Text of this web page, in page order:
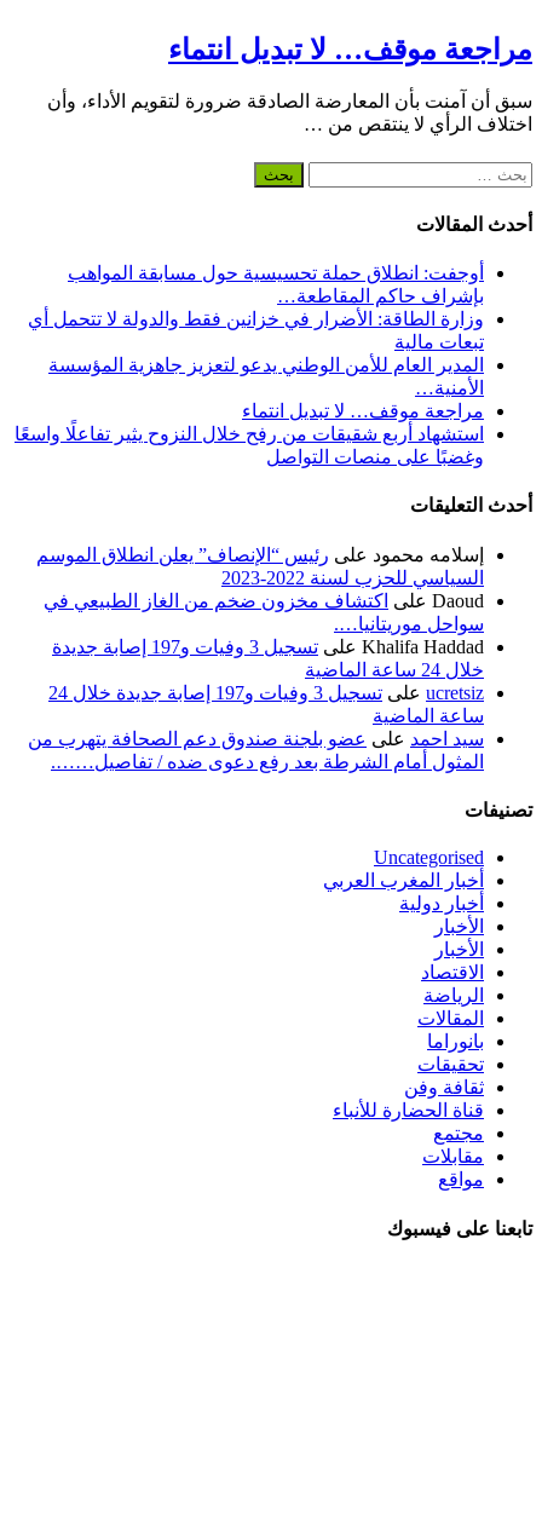
مراجعة موقف… لا تبديل انتماء
سبق أن آمنت بأن المعارضة الصادقة ضرورة لتقويم الأداء، وأن
اختلاف الرأي لا ينتقص من …
البحث
أحدث المقالات
أوجفت: انطلاق حملة تحسيسية حول مسابقة المواهب
بإشراف حاكم المقاطعة…
وزارة الطاقة: الأضرار في خزانين فقط والدولة لا تتحمل أي
تبعات مالية
المدير العام للأمن الوطني يدعو لتعزيز جاهزية المؤسسة
الأمنية…
مراجعة موقف… لا تبديل انتماء
استشهاد أربع شقيقات من رفح خلال النزوح يثير تفاعلًا واسعًا
وغضبًا على منصات التواصل
أحدث التعليقات
إسلامه محمود على رئيس “الإنصاف” يعلن انطلاق الموسم
السياسي للحزب لسنة 2022-2023
Daoud على اكتشاف مخزون ضخم من الغاز الطبيعي في
سواحل موريتانيا….
Khalifa Haddad على
تسجيل 3 وفيات و197 إصابة جديدة
خلال 24 ساعة الماضية
ucretsiz على
تسجيل 3 وفيات و197 إصابة جديدة خلال 24
ساعة الماضية
سيد احمد على عضو بلجنة صندوق دعم الصحافة يتهرب من
المثول أمام الشرطة بعد رفع دعوى ضده / تفاصيل…….
تصنيفات
Uncategorised
أخبار المغرب العربي
أخبار دولية
الأخبار
الأخبار
الاقتصاد
الرياضة
المقالات
بانوراما
تحقيقات
ثقافة وفن
قناة الحضارة للأنباء
مجتمع
مقابلات
مواقع
تابعنا على فيسبوك